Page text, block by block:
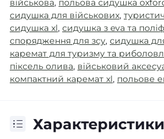
сидушка для військових,
сидушка xl, сидушка з eva та
спорядження для зсу, сидушка
каремат для туризму та
піксель олива, військовий
компактний каремат xl, польове
Характеристики